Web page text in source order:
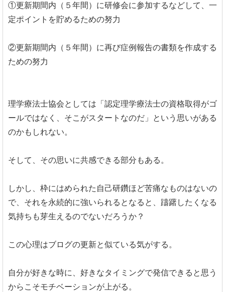
①更新期間内（５年間）に研修会に参加するなどして、一
定ポイントを貯めるための努力
②更新期間内（５年間）に再び症例報告の書類を作成する
ための努力
理学療法士協会としては「認定理学療法士の資格取得がゴ
ールではなく、そこがスタートなのだ」という思いがある
のかもしれない。
そして、その思いに共感できる部分もある。
しかし、枠にはめられた自己研鑽ほど苦痛なものはないの
で、それを永続的に強いられるとなると、躊躇したくなる
気持ちも芽生えるのでないだろうか？
この心理はブログの更新と似ている気がする。
自分が好きな時に、好きなタイミングで発信できると思う
からこそモチベーションが上がる。